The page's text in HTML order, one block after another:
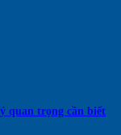
quan trọng cần biết